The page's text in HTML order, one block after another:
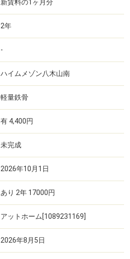
新賃料の1ヶ月分
2年
-
ハイムメゾン八木山南
軽量鉄骨
有 4,400円
未完成
2026年10月1日
あり 2年 17000円
アットホーム[1089231169]
2026年8月5日